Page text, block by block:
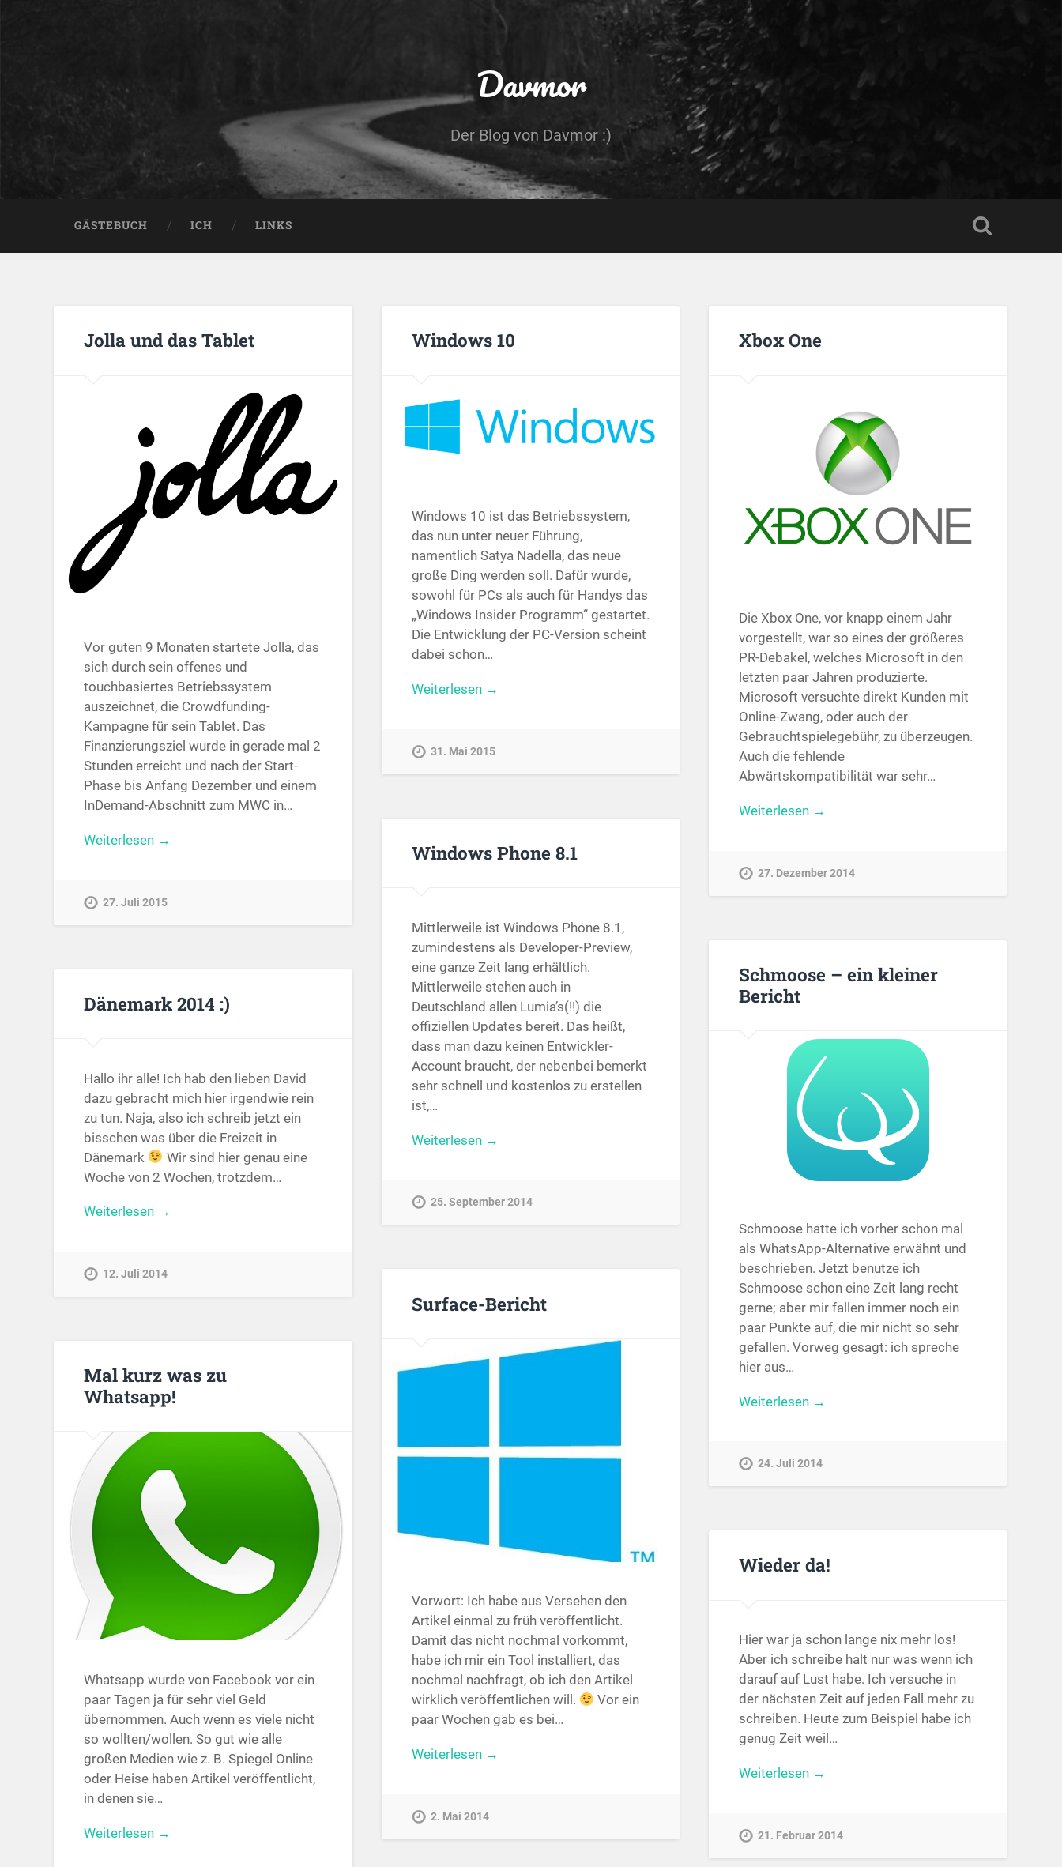
Davmor
Der Blog von Davmor :)
GÄSTEBUCH ICH LINKS
Jolla und das Tablet
Vor guten 9 Monaten startete Jolla, das
sich durch sein offenes und
touchbasiertes Betriebssystem
auszeichnet, die Crowdfunding-
Kampagne für sein Tablet. Das
Finanzierungsziel wurde in gerade mal 2
Stunden erreicht und nach der Start-
Phase bis Anfang Dezember und einem
InDemand-Abschnitt zum MWC in…
Weiterlesen →
27. Juli 2015
Windows 10
Windows 10 ist das Betriebssystem,
das nun unter neuer Führung,
namentlich Satya Nadella, das neue
große Ding werden soll. Dafür wurde,
sowohl für PCs als auch für Handys das
„Windows Insider Programm“ gestartet.
Die Entwicklung der PC-Version scheint
dabei schon…
Weiterlesen →
31. Mai 2015
Xbox One
Die Xbox One, vor knapp einem Jahr
vorgestellt, war so eines der größeres
PR-Debakel, welches Microsoft in den
letzten paar Jahren produzierte.
Microsoft versuchte direkt Kunden mit
Online-Zwang, oder auch der
Gebrauchtspielegebühr, zu überzeugen.
Auch die fehlende
Abwärtskompatibilität war sehr…
Weiterlesen →
27. Dezember 2014
Windows Phone 8.1
Mittlerweile ist Windows Phone 8.1,
zumindestens als Developer-Preview,
eine ganze Zeit lang erhältlich.
Mittlerweile stehen auch in
Deutschland allen Lumia’s(!!) die
offiziellen Updates bereit. Das heißt,
dass man dazu keinen Entwickler-
Account braucht, der nebenbei bemerkt
sehr schnell und kostenlos zu erstellen
ist,…
Weiterlesen →
25. September 2014
Schmoose – ein kleiner
Bericht
Schmoose hatte ich vorher schon mal
als WhatsApp-Alternative erwähnt und
beschrieben. Jetzt benutze ich
Schmoose schon eine Zeit lang recht
gerne; aber mir fallen immer noch ein
paar Punkte auf, die mir nicht so sehr
gefallen. Vorweg gesagt: ich spreche
hier aus…
Weiterlesen →
24. Juli 2014
Dänemark 2014 :)
Hallo ihr alle! Ich hab den lieben David
dazu gebracht mich hier irgendwie rein
zu tun. Naja, also ich schreib jetzt ein
bisschen was über die Freizeit in
Dänemark
Wir sind hier genau eine
Woche von 2 Wochen, trotzdem…
Weiterlesen →
12. Juli 2014
Surface-Bericht
Vorwort: Ich habe aus Versehen den
Artikel einmal zu früh veröffentlicht.
Damit das nicht nochmal vorkommt,
habe ich mir ein Tool installiert, das
nochmal nachfragt, ob ich den Artikel
wirklich veröffentlichen will.
Vor ein
paar Wochen gab es bei…
Weiterlesen →
2. Mai 2014
Mal kurz was zu
Whatsapp!
Whatsapp wurde von Facebook vor ein
paar Tagen ja für sehr viel Geld
übernommen. Auch wenn es viele nicht
so wollten/wollen. So gut wie alle
großen Medien wie z. B. Spiegel Online
oder Heise haben Artikel veröffentlicht,
in denen sie…
Weiterlesen →
Wieder da!
Hier war ja schon lange nix mehr los!
Aber ich schreibe halt nur was wenn ich
darauf auf Lust habe. Ich versuche in
der nächsten Zeit auf jeden Fall mehr zu
schreiben. Heute zum Beispiel habe ich
genug Zeit weil…
Weiterlesen →
21. Februar 2014